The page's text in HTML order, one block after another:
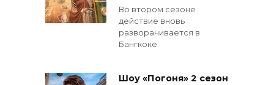
Во втором сезоне
действие вновь
разворачивается в
Бангкоке
Шоу «Погоня» 2 сезон